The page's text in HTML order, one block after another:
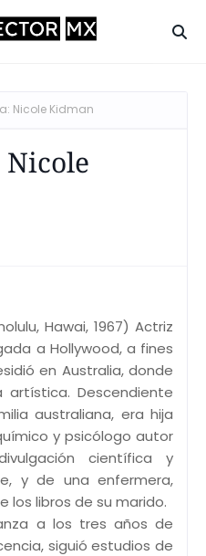
Nicole Kidman
Hawai, 1967) Actriz
a Hollywood, a fines
en Australia, donde
Descendiente
australiana, era hija
y psicólogo autor
científica y
y de una enfermera,
los libros de su marido.
a los tres años de
siguió estudios de